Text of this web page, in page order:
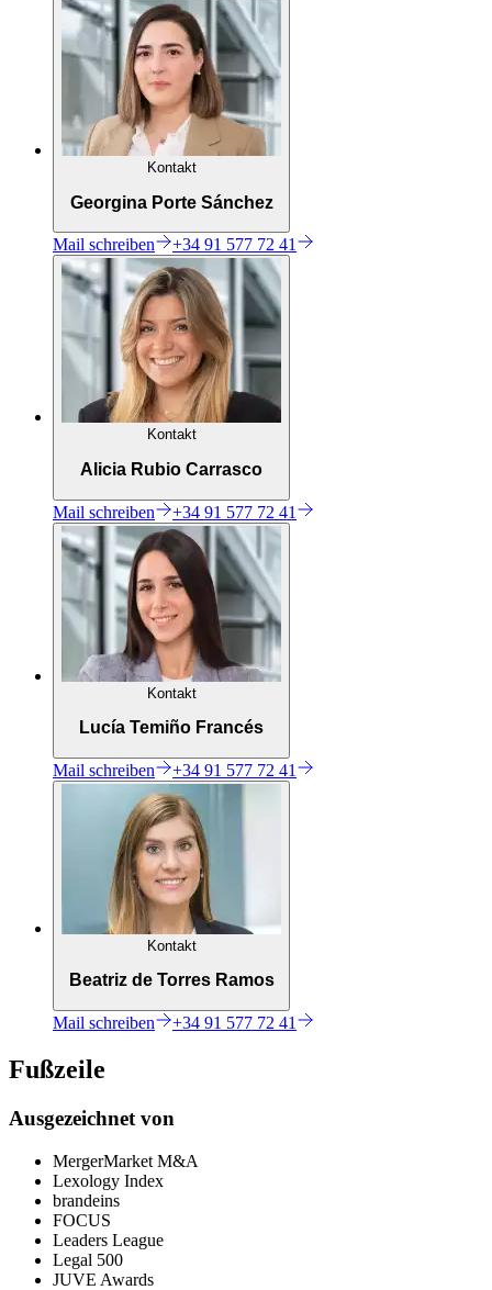
Kontakt
Georgina Porte Sánchez
Mail schreiben +34 91 577 72 41
Kontakt
Alicia Rubio Carrasco
Mail schreiben +34 91 577 72 41
Kontakt
Lucía Temiño Francés
Mail schreiben +34 91 577 72 41
Kontakt
Beatriz de Torres Ramos
Mail schreiben +34 91 577 72 41
Fußzeile
Ausgezeichnet von
MergerMarket M&A
Lexology Index
brandeins
FOCUS
Leaders League
Legal 500
JUVE Awards